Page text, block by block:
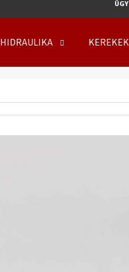
HIDRAULIKA